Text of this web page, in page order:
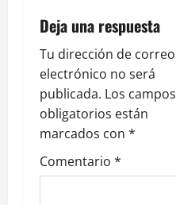
ó
n
d
e
e
n
Deja una respuesta
Tu dirección de correo
electrónico no será
publicada. Los campos
obligatorios están
marcados con *
Comentario *